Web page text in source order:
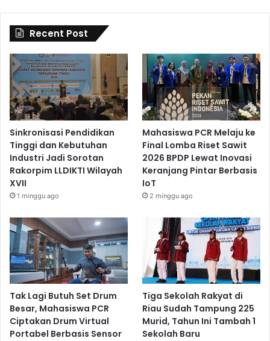
Recent Post
Sinkronisasi Pendidikan
Tinggi dan Kebutuhan
Industri Jadi Sorotan
Rakorpim LLDIKTI Wilayah
XVII
1 minggu ago
Mahasiswa PCR Melaju ke
Final Lomba Riset Sawit
2026 BPDP Lewat Inovasi
Keranjang Pintar Berbasis
IoT
2 minggu ago
Tak Lagi Butuh Set Drum
Besar, Mahasiswa PCR
Ciptakan Drum Virtual
Portabel Berbasis Sensor
Tiga Sekolah Rakyat di
Riau Sudah Tampung 225
Murid, Tahun Ini Tambah 1
Sekolah Baru